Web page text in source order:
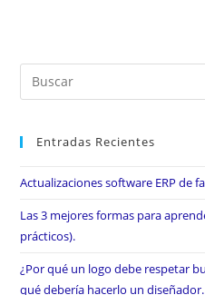
Entradas Recientes
Actualizaciones software ERP de
Las 3 mejores formas para
prácticos).
¿Por qué un logo debe respetar
qué debería hacerlo un diseñador.